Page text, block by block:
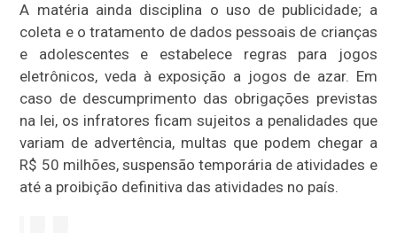
A matéria ainda disciplina o uso de publicidade; a
coleta e o tratamento de dados pessoais de crianças
e adolescentes e estabelece regras para jogos
eletrônicos, veda à exposição a jogos de azar. Em
caso de descumprimento das obrigações previstas
na lei, os infratores ficam sujeitos a penalidades que
variam de advertência, multas que podem chegar a
R$ 50 milhões, suspensão temporária de atividades e
até a proibição definitiva das atividades no país.